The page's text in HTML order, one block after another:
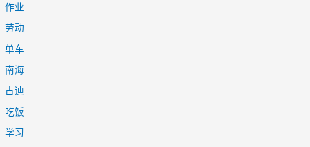
作业
劳动
单车
南海
古迪
吃饭
学习